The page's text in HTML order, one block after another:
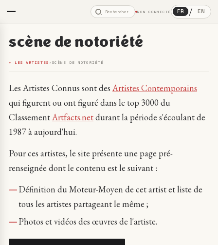
NON CONNECTÉ FR / EN
scène de notoriété
← LES ARTISTES › SCÈNE DE NOTORIÉTÉ
Les Artistes Connus sont des Artistes Contemporains
qui figurent ou ont figuré dans le top 3000 du
ClassementArtfacts.netdurant la période s'écoulant de
1987 à aujourd'hui.
Pour ces artistes, le site présente une page pré-
renseignée dont le contenu est le suivant :
Définition du Moteur-Moyen de cet artist et liste de
tous les artistes partageant le même ;
Photos et vidéos des œuvres de l'artiste.